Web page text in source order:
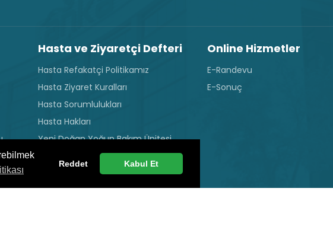
Reddet Kabul Et
Hasta ve Ziyaretçi Defteri
Hasta Refakatçi Politikamız
Hasta Ziyaret Kuralları
Hasta Sorumlulukları
Hasta Hakları
Yeni Doğan Yoğun Bakım Ünitesi
Genel Yoğun Bakım Ziyaret Kuralları
Online Hizmetler
E-Randevu
E-Sonuç